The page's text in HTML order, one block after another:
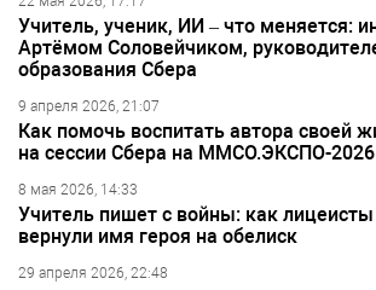
Учитель, ученик, ИИ – что меняется:
Артёмом Соловейчиком,
образования Сбера
9 апреля 2026, 21:07
Как помочь воспитать автора своей
на сессии Сбера на ММСО.ЭКСПО-2026
8 мая 2026, 14:33
Учитель пишет с войны: как лицеисты
вернули имя героя на обелиск
29 апреля 2026, 22:48